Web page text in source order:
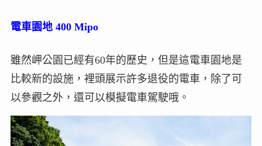
電車園地 400 Mipo
雖然岬公園已經有60年的歷史，但是這電車園地是
比較新的設施，裡頭展示許多退役的電車，除了可
以參觀之外，還可以模擬電車駕駛哦。